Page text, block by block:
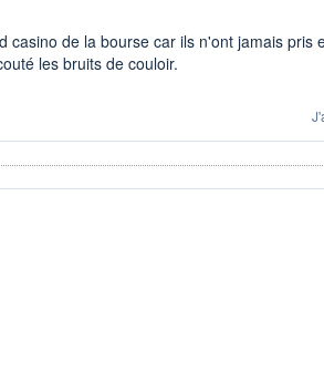
casino de la bourse car ils n'ont jamais pris
les bruits de couloir.